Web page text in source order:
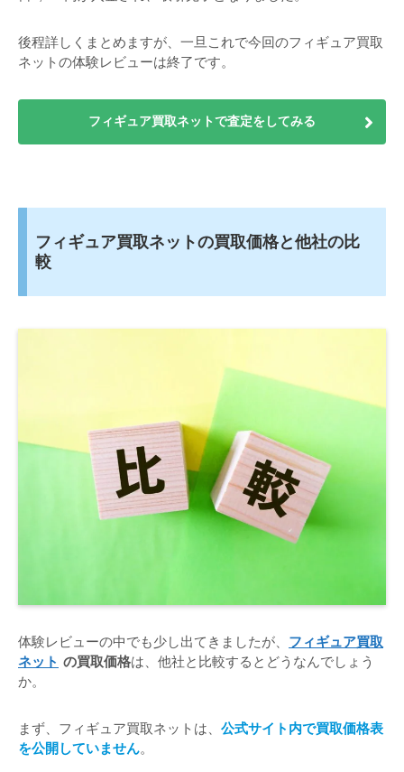
後程詳しくまとめますが、一旦これで今回のフィギュア買取
ネットの体験レビューは終了です。
フィギュア買取ネットで査定をしてみる
フィギュア買取ネットの買取価格と他社の比
較
体験レビューの中でも少し出てきましたが、 フィギュア買取
ネット の買取価格は、他社と比較するとどうなんでしょう
か。
まず、フィギュア買取ネットは、 公式サイト内で買取価格表
を公開していません。